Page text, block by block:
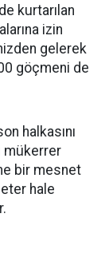
kurtarılan
izin
gelerek
göçmeni de
halkasını
mükerrer
bir mesnet
hale